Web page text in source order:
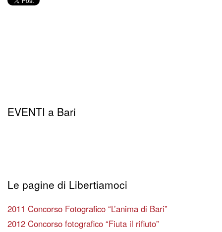
EVENTI a Bari
Le pagine di Libertiamoci
2011 Concorso Fotografico “L’anima di Bari”
2012 Concorso fotografico “Fiuta il rifiuto”